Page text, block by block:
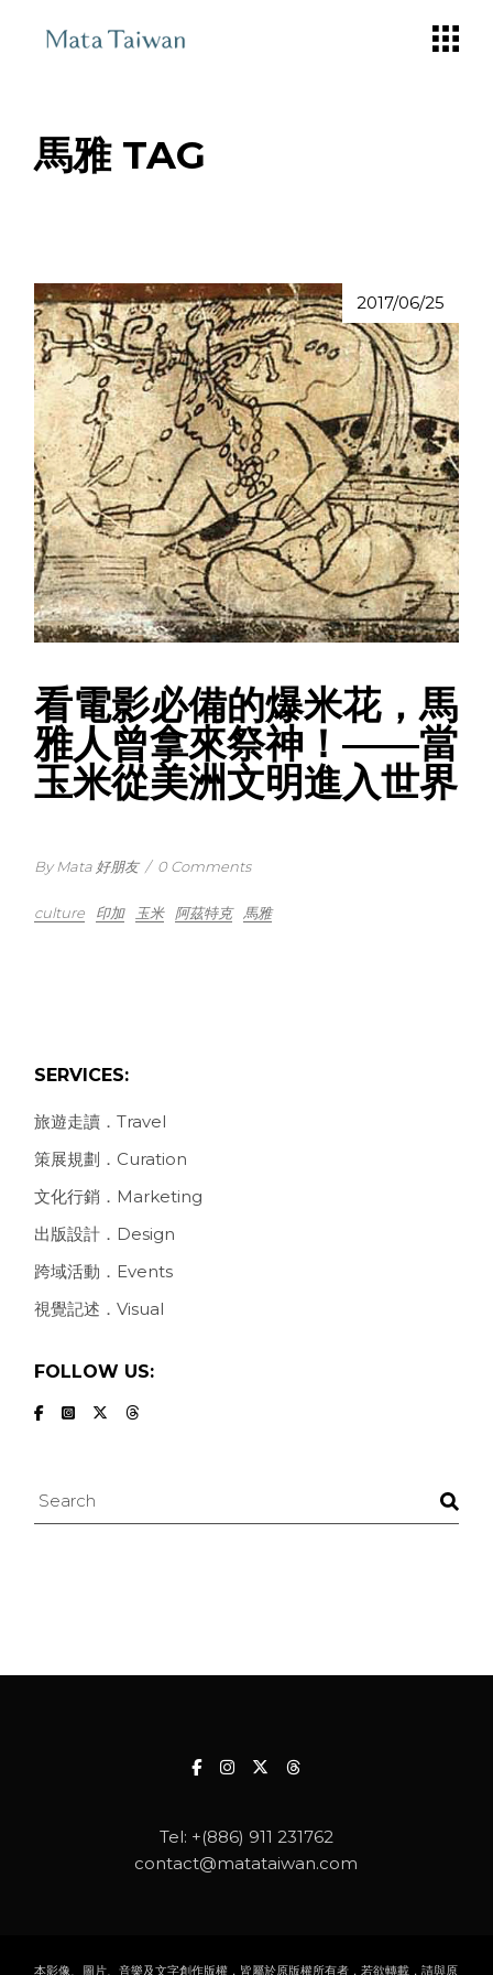
馬雅 TAG
2017/06/25
看電影必備的爆米花，馬
雅人曾拿來祭神！——當
玉米從美洲文明進入世界
By Mata 好朋友 / 0 Comments
culture 印加 玉米 阿茲特克 馬雅
SERVICES:
旅遊走讀．Travel
策展規劃．Curation
文化行銷．Marketing
出版設計．Design
跨域活動．Events
視覺記述．Visual
FOLLOW US:
Search
Tel: +(886) 911 231762
contact@matataiwan.com
本影像、圖片、音樂及文字創作版權，皆屬於原版權所有者，若欲轉載，請與原